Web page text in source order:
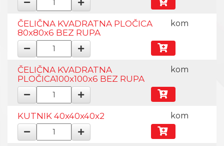
ČELIČNA KVADRATNA PLOČICA
80x80x6 BEZ RUPA
kom
ČELIČNA KVADRATNA
PLOČICA100x100x6 BEZ RUPA
kom
KUTNIK 40x40x40x2 kom